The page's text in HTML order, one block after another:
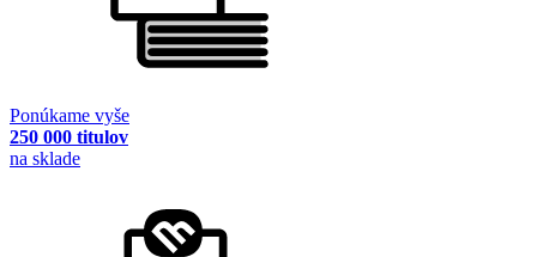
Ponúkame vyše
250 000 titulov
na sklade